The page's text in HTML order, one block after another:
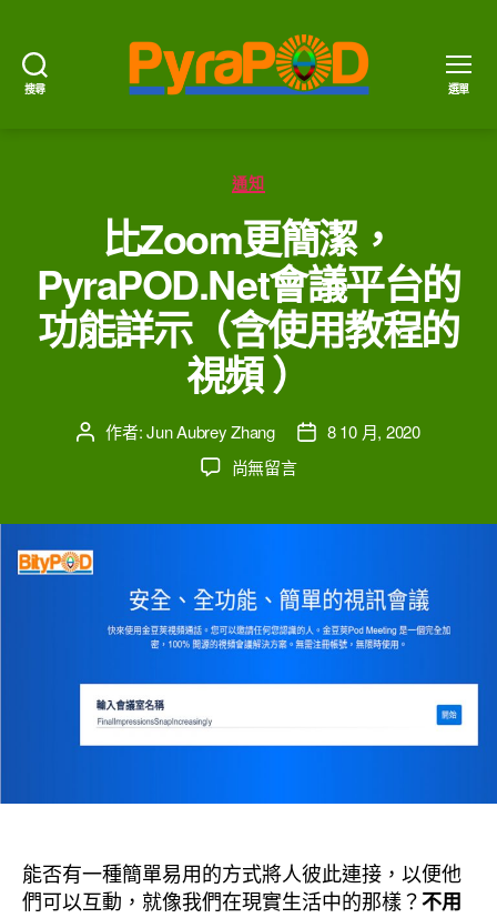
搜尋
莢
太
陽
火
選單
分
類
通知
比Zoom更簡潔，
PyraPOD.Net會議平台的
功能詳示（含使用教程的
視頻 ）
文 作者:Jun Aubrey Zhang
文
日
8 10 月, 2020
在
潔，
PyraPOD.Net
會
平
詳
使
用
尚無留言
能否有一種簡單易用的方式將人彼此連接，以便他
們可以互動，就像我們在現實生活中的那樣？不用